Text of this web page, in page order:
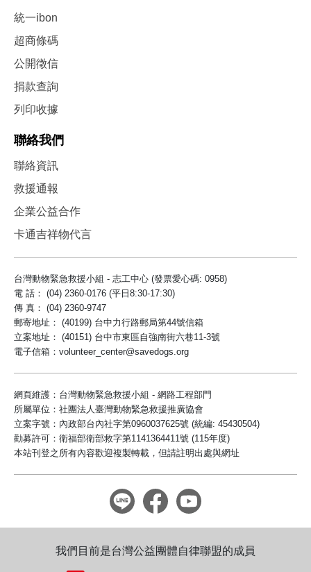
統一ibon
超商條碼
公開徵信
捐款查詢
列印收據
聯絡我們
聯絡資訊
救援通報
企業公益合作
卡通吉祥物代言
台灣動物緊急救援小組 - 志工中心 (發票愛心碼: 0958)
電 話： (04) 2360-0176 (平日8:30-17:30)
傳 真： (04) 2360-9747
郵寄地址： (40199) 台中力行路郵局第44號信箱
立案地址： (40151) 台中市東區自強南街六巷11-3號
電子信箱：volunteer_center@savedogs.org
網頁維護：台灣動物緊急救援小組 - 網路工程部門
所屬單位：社團法人臺灣動物緊急救援推廣協會
立案字號：內政部台內社字第0960037625號 (統編: 45430504)
勸募許可：衛福部衛部救字第1141364411號 (115年度)
本站刊登之所有內容歡迎複製轉載，但請註明出處與網址
我們目前是台灣公益團體自律聯盟的成員